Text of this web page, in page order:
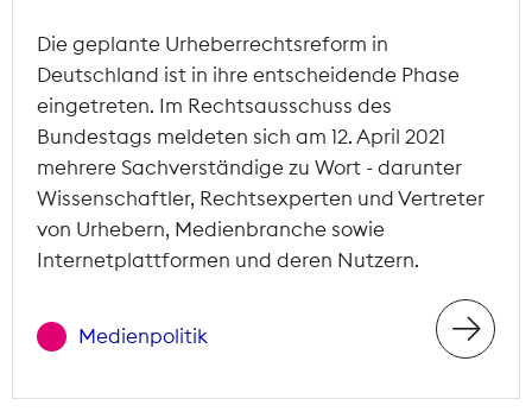
Die geplante Urheberrechtsreform in
Deutschland ist in ihre entscheidende Phase
eingetreten. Im Rechtsausschuss des
Bundestags meldeten sich am 12. April 2021
mehrere Sachverständige zu Wort - darunter
Wissenschaftler, Rechtsexperten und Vertreter
von Urhebern, Medienbranche sowie
Internetplattformen und deren Nutzern.
Medienpolitik